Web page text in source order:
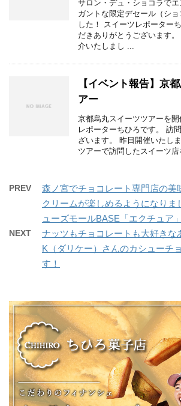
サロン・デュ・ショコラで
ガントな限定デセール（シ
した！ スイーツレポーター
だきありがとうございます
介いたしまし ...
【イベント報告】京
アー
京都烏丸スイーツツアーを
レポーターちひろです。 訪
ざいます。 昨日開催いたし
ツアーで訪問したスイーツ店
PREV
森ノ宮でチョコレート専門店の美
クリームが楽しめるようになりま
ューズモールBASE「エクチュア」
NEXT
ナッツもチョコレートも大好きな
K（ダリケー）さんのカシューチ
す！